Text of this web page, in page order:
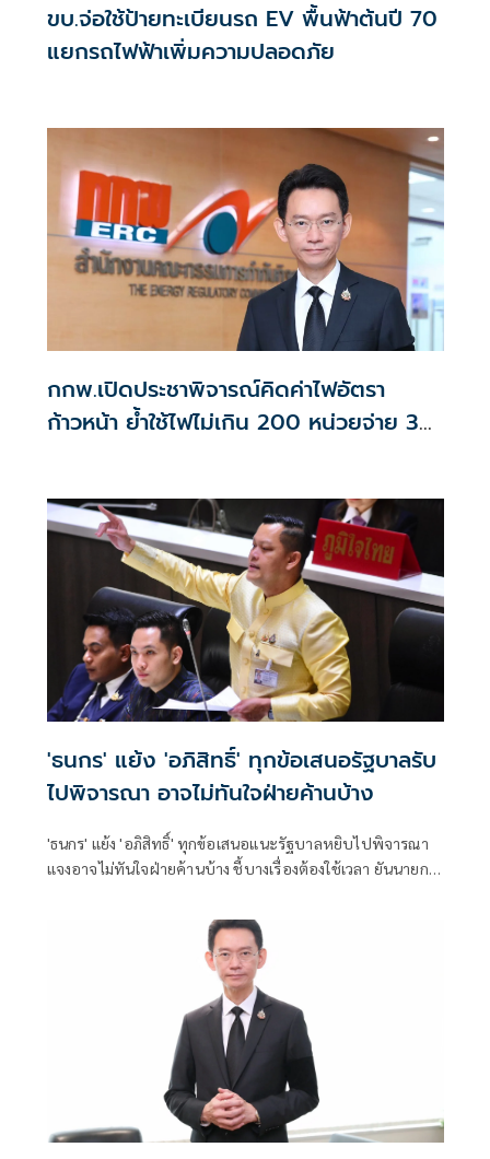
ขบ.จ่อใช้ป้ายทะเบียนรถ EV พื้นฟ้าต้นปี 70
แยกรถไฟฟ้าเพิ่มความปลอดภัย
กกพ.เปิดประชาพิจารณ์คิดค่าไฟอัตรา
ก้าวหน้า ย้ำใช้ไฟไม่เกิน 200 หน่วยจ่าย 3
'ธนกร' แย้ง 'อภิสิทธิ์' ทุกข้อเสนอรัฐบาลรับ
ไปพิจารณา อาจไม่ทันใจฝ่ายค้านบ้าง
'ธนกร' แย้ง 'อภิสิทธิ์' ทุกข้อเสนอแนะรัฐบาลหยิบไปพิจารณา
แจงอาจไม่ทันใจฝ่ายค้านบ้าง ชี้บางเรื่องต้องใช้เวลา ยันนายกฯ